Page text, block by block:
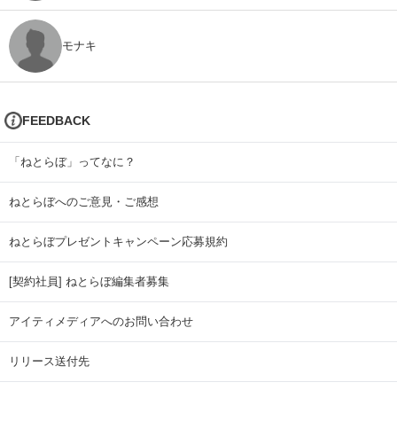
モナキ
FEEDBACK
「ねとらぼ」ってなに？
ねとらぼへのご意見・ご感想
ねとらぼプレゼントキャンペーン応募規約
[契約社員] ねとらぼ編集者募集
アイティメディアへのお問い合わせ
リリース送付先